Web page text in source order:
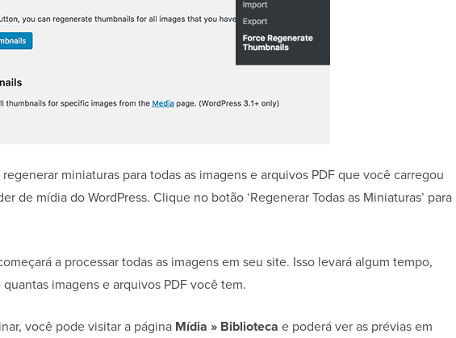
miniaturas para todas as imagens e arquivos PDF que você carregou
de mídia do WordPress. Clique no botão ‘Regenerar Todas as Miniaturas’ para
a processar todas as imagens em seu site. Isso levará algum tempo,
imagens e arquivos PDF você tem.
você pode visitar a página Mídia » Biblioteca e poderá ver as prévias em